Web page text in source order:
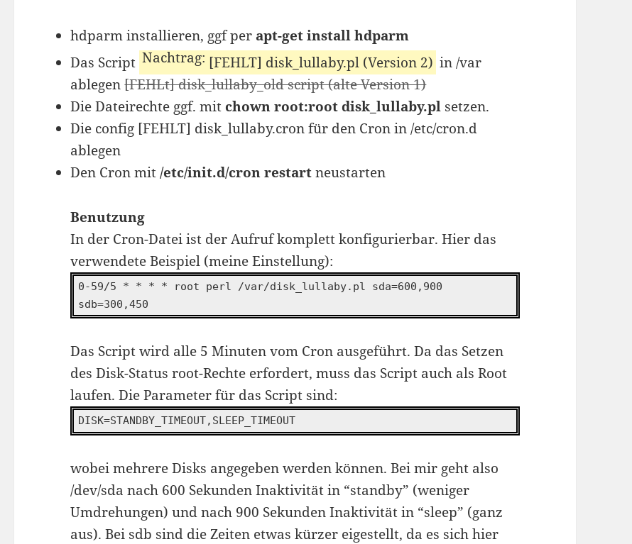
hdparm installieren, ggf per apt-get install hdparm
Das Script
[FEHLT] disk_lullaby.pl (Version 2) in /var
ablegen[FEHLt] disk_lullaby_old script (alte Version 1)
Die Dateirechte ggf. mit chown root:root disk_lullaby.pl setzen.
Die config [FEHLT] disk_lullaby.cron für den Cron in /etc/cron.d
ablegen
Den Cron mit/etc/init.d/cron restartneustarten
Benutzung
In der Cron-Datei ist der Aufruf komplett konfigurierbar. Hier das
verwendete Beispiel (meine Einstellung):
0-59/5 * * * * root perl /var/disk_lullaby.pl sda=600,900
sdb=300,450
Das Script wird alle 5 Minuten vom Cron ausgeführt. Da das Setzen
des Disk-Status root-Rechte erfordert, muss das Script auch als Root
laufen. Die Parameter für das Script sind:
DISK=STANDBY_TIMEOUT,SLEEP_TIMEOUT
wobei mehrere Disks angegeben werden können. Bei mir geht also
/dev/sda nach 600 Sekunden Inaktivität in “standby” (weniger
Umdrehungen) und nach 900 Sekunden Inaktivität in “sleep” (ganz
aus). Bei sdb sind die Zeiten etwas kürzer eigestellt, da es sich hier